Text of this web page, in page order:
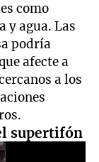
como
y agua. Las
podría
afecte a
a los
supertifón